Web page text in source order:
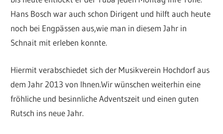
Hans Bosch war auch schon Dirigent und hilft auch heute
noch bei Engpässen aus,wie man in diesem Jahr in
Schnait mit erleben konnte.
Hiermit verabschiedet sich der Musikverein Hochdorf aus
dem Jahr 2013 von Ihnen.Wir wünschen weiterhin eine
fröhliche und besinnliche Adventszeit und einen guten
Rutsch ins neue Jahr.